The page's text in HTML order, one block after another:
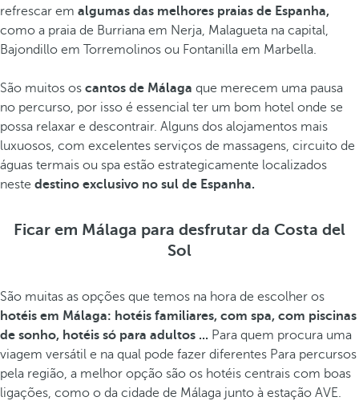
refrescar em algumas das melhores praias de Espanha,
como a praia de Burriana em Nerja, Malagueta na capital,
Bajondillo em Torremolinos ou Fontanilla em Marbella.
São muitos os cantos de Málaga que merecem uma pausa
no percurso, por isso é essencial ter um bom hotel onde se
possa relaxar e descontrair. Alguns dos alojamentos mais
luxuosos, com excelentes serviços de massagens, circuito de
águas termais ou spa estão estrategicamente localizados
neste destino exclusivo no sul de Espanha.
Ficar em Málaga para desfrutar da Costa del
Sol
São muitas as opções que temos na hora de escolher os
hotéis em Málaga: hotéis familiares, com spa, com piscinas
de sonho, hotéis só para adultos ... Para quem procura uma
viagem versátil e na qual pode fazer diferentes Para percursos
pela região, a melhor opção são os hotéis centrais com boas
ligações, como o da cidade de Málaga junto à estação AVE.